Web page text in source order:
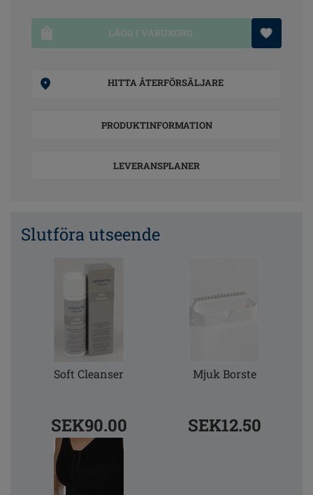
LÄGG I VARUKORG
HITTA ÅTERFÖRSÄLJARE
PRODUKTINFORMATION
LEVERANSPLANER
Slutföra utseende
Soft Cleanser
SEK90.00
Mjuk Borste
SEK12.50